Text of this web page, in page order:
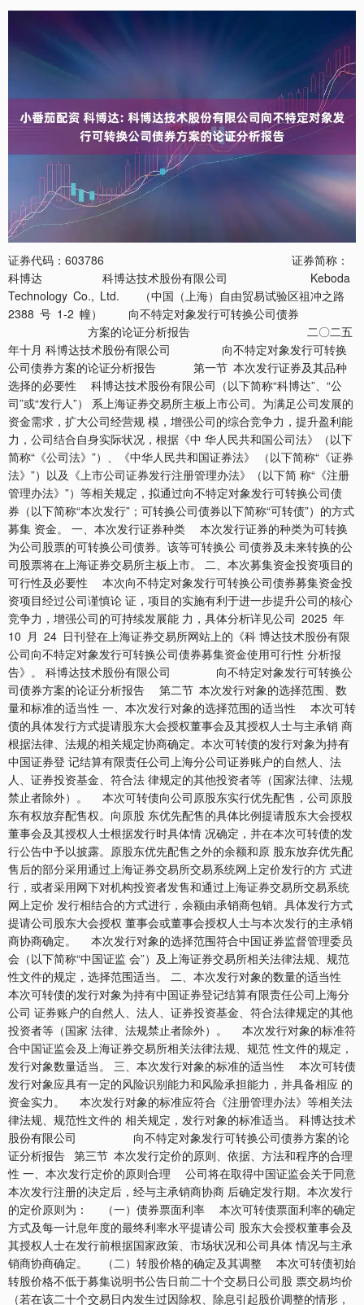
证券代码：603786 证券简称：科博达 科博达技术股份有限公司 Keboda Technology Co., Ltd. （中国（上海）自由贸易试验区祖冲之路 2388 号 1-2 幢） 向不特定对象发行可转换公司债券 方案的论证分析报告 二〇二五年十月 科博达技术股份有限公司 向不特定对象发行可转换公司债券方案的论证分析报告 第一节 本次发行证券及其品种选择的必要性 科博达技术股份有限公司（以下简称“科博达”、“公司”或“发行人”） 系上海证券交易所主板上市公司。为满足公司发展的资金需求，扩大公司经营规 模，增强公司的综合竞争力，提升盈利能力，公司结合自身实际状况，根据《中 华人民共和国公司法》（以下简称“《公司法》”）、《中华人民共和国证券法》 （以下简称“《证券法》”）以及《上市公司证券发行注册管理办法》（以下简 称“《注册管理办法》”）等相关规定，拟通过向不特定对象发行可转换公司债 券（以下简称“本次发行”；可转换公司债券以下简称“可转债”）的方式募集 资金。 一、本次发行证券种类 本次发行证券的种类为可转换为公司股票的可转换公司债券。该等可转换公 司债券及未来转换的公司股票将在上海证券交易所主板上市。 二、本次募集资金投资项目的可行性及必要性 本次向不特定对象发行可转换公司债券募集资金投资项目经过公司谨慎论 证，项目的实施有利于进一步提升公司的核心竞争力，增强公司的可持续发展能 力，具体分析详见公司 2025 年 10 月 24 日刊登在上海证券交易所网站上的《科 博达技术股份有限公司向不特定对象发行可转换公司债券募集资金使用可行性 分析报告》。 科博达技术股份有限公司 向不特定对象发行可转换公司债券方案的论证分析报告 第二节 本次发行对象的选择范围、数量和标准的适当性 一、本次发行对象的选择范围的适当性 本次可转债的具体发行方式提请股东大会授权董事会及其授权人士与主承销 商根据法律、法规的相关规定协商确定。本次可转债的发行对象为持有中国证券登 记结算有限责任公司上海分公司证券账户的自然人、法人、证券投资基金、符合法 律规定的其他投资者等（国家法律、法规禁止者除外）。 本次可转债向公司原股东实行优先配售，公司原股东有权放弃配售权。向原股 东优先配售的具体比例提请股东大会授权董事会及其授权人士根据发行时具体情 况确定，并在本次可转债的发行公告中予以披露。原股东优先配售之外的余额和原 股东放弃优先配售后的部分采用通过上海证券交易所交易系统网上定价发行的方 式进行，或者采用网下对机构投资者发售和通过上海证券交易所交易系统网上定价 发行相结合的方式进行，余额由承销商包销。具体发行方式提请公司股东大会授权 董事会或董事会授权人士与本次发行的主承销商协商确定。 本次发行对象的选择范围符合中国证券监督管理委员会（以下简称“中国证监 会”）及上海证券交易所相关法律法规、规范性文件的规定，选择范围适当。 二、本次发行对象的数量的适当性 本次可转债的发行对象为持有中国证券登记结算有限责任公司上海分公司 证券账户的自然人、法人、证券投资基金、符合法律规定的其他投资者等（国家 法律、法规禁止者除外）。 本次发行对象的标准符合中国证监会及上海证券交易所相关法律法规、规范 性文件的规定，发行对象数量适当。 三、本次发行对象的标准的适当性 本次可转债发行对象应具有一定的风险识别能力和风险承担能力，并具备相应 的资金实力。 本次发行对象的标准应符合《注册管理办法》等相关法律法规、规范性文件的 相关规定，发行对象的标准适当。 科博达技术股份有限公司 向不特定对象发行可转换公司债券方案的论证分析报告 第三节 本次发行定价的原则、依据、方法和程序的合理性 一、本次发行定价的原则合理 公司将在取得中国证监会关于同意本次发行注册的决定后，经与主承销商协商 后确定发行期。本次发行的定价原则为： （一）债券票面利率 本次可转债票面利率的确定方式及每一计息年度的最终利率水平提请公司 股东大会授权董事会及其授权人士在发行前根据国家政策、市场状况和公司具体 情况与主承销商协商确定。 （二）转股价格的确定及其调整 本次可转债初始转股价格不低于募集说明书公告日前二十个交易日公司股 票交易均价（若在该二十个交易日内发生过因除权、除息引起股价调整的情形， 则对调整前交易日的交易均价按经过相应除权、除息调整后的价格计算）和前一 个交易日公司股票交易均价。具体初始转股价格提请公司股东大会授权董事会及 其授权人士在发行前根据市场和公司具体情况与主承销商协商确定。 前二十个交易日公司股票交易均价=前二十个交易日公司股票交易总额/该 二十个交易日公司股票交易总量；前一个交易日公司股票交易均价=前一个交易 日公司股票交易总额/该交易日公司股票交易总量。 本次发行完成后，当公司发生派送股票股利、转增股本、增发新股（不包括 因本次可转债转股而增加的股本）、配股以及派发现金股利等情况时，公司将按 上述条件出现的先后顺序，依次对转股价格进行调整（保留小数点后两位，最后 一位四舍五入），具体调整方式如下： 派送股票股利或转增股本：P1=P0/（1＋n）； 增发新股或配股：P1=（P0＋A×k）/（1+k）； 科博达技术股份有限公司 向不特定对象发行可转换公司债券方案的论证分析报告 上述两项同时进行：P1=（P0+A×k）/（1+n+k）； 派送现金股利：P1=P0－D； 上述三项同时进行：P1＝（P0－D+A×k）/（1+n+k）； 其中：P0 为调整前转股价，n 为派送股票股利或转增股本率，k 为增发新股 或配股率，A 为增发新股价或配股价，D 为每股派送现金股利，P1 为调整后转股 价。 公司出现上述股份和/或股东权益变化时，将依次进行转股价格调整，并在 上海证券交易所网站和中国证监会指定的上市公司信息披露媒体上刊登转股价 格调整的公告，并于公告中载明转股价格调整日、调整方式及暂停转股期间（如 需）。当转股价格调整日为可转债持有人转股申请日或之后，且在转换股票登记 日之前，则该持有人的转股申请按调整后的转股价格执行。 当公司可能发生股份回购、公司合并、分立或任何其他情形使公司股份类别、 数量和/或股东权益发生变化从而可能影响可转债持有人的债权利益或转股衍生 权益时，公司将视具体情况按照公平、公正、公允的原则以及充分保护可转债持 有人权益的原则调整转股价格。有关转股价格调整内容及操作办法将依据当时国 家有关法律法规及证券监管部门的相关规定制订。 二、本次发行定价依据的合理性 本次可转债初始转股价格不低于募集说明书公告日前二十个交易日公司股 票交易均价（若在该二十个交易日内发生过因除权、除息引起股价调整的情形， 则对调整前交易日的交易均价按经过相应除权、除息调整后的价格计算）和前一 个交易日公司股票交易均价。具体初始转股价格提请公司股东大会授权董事会及 其授权人士在发行前根据市场和公司具体情况与主承销商协商确定。 前二十个交易日公司股票交易均价=前二十个交易日公司股票交易总额/该 二十个交易日公司股票交易总量；前一个交易日公司股票交易均价=前一个交易 日公司股票交易总额/该交易日公司股票交易总量。 本次发行定价的依据符合《注册管理办法》等相关法律法规、规范性文件的 科博达技术股份有限公司 向不特定对象发行可转换公司债券方案的论证分析报告 相关规定，发行定价的依据合理。 三、本次发行定价的方法和程序合理 本次向不特定对象发行可转债的定价方法和程序均根据《注册管理办法》等 法律法规的相关规定，公司已召开董事会审议通过了本次可转债发行相关事项， 并将相关公告在上海证券交易所网站及指定的信息披露媒体上披露，并将提交公 司股东大会审议。 本次发行定价的方法和程序符合《注册管理办法》等法律法规、规范性文件 的相关规定，本次发行定价的方法和程序合理。 综上所述，本次发行定价的原则、依据、方法和程序均符合相关法律法规、 规范性文件的要求，合规合理。 科博达技术股份有限公司 向不特定对象发行可转换公司债券方案的论证分析报告 第四节 本次发行方式的可行性 公司本次采用向不特定对象发行可转换公司债券的方式募集资金，符合《证券 法》、《注册管理办法》规定的相关发行条件。 一、本次发行符合《注册管理办法》关于发行可转债的规定 （一）公司具备健全且运行良好的组织机构 公司严格按照《公司法》《证券法》和其它的有关法律法规、规范性文件的 要求，设立股东大会、董事会、监事会及有关的经营机构，具有健全的法人治理 结构。发行人建立健全了各部门的管理制度，股东大会、董事会、监事会等按照 《公司法》、《公司章程》及公司各项工作制度的规定，行使各自的权利，履行 各自的义务。 公司符合《注册管理办法》第十三条“（一）具备健全且运行良好的组织机 构”的规定。 （二）最近三年平均可分配利润足以支付公司债券一年的利息 为 45,024.60 万元、60,900.31 万元和 77,226.71 万元，平均三年可分配利润为 参考近期可转换公司债券市场的发行利率水平并经合理估计，公司最近三年平均 可分配利润足以支付可转换公司债券一年的利息。 公司符合《注册管理办法》第十三条“（二）最近三年平均可分配利润足以 支付公司债券一年的利息”的规定。 （三）具有合理的资产负债结构和正常的现金流量 截至 2022 年 12 月 31 日、2023 年 12 月 31 日、2024 年 12 月 31 日和 2025 年 6 月 30 日，公司资产负债率分别为 18.73%、24.50%、24.78%和 23.34%，资 产负债结构合理。2022 年度、2023 年度、2024 年度和 2025 年 1-6 月，公司经营 活动产生的现金流量净额分别为-1,079.53 万元、43,232.67 万元、68,662.33 万元 科博达技术股份有限公司 向不特定对象发行可转换公司债券方案的论证分析报告 和 44,776.44 万元。整体来看，公司现金流量符合公司实际经营情况，经营活动 现金流量净额变动情况正常。 公司符合《注册管理办法》第十三条“（三）具有合理的资产负债结构和正 常的现金流量”的规定。 （四）最近三个会计年度盈利，最近三个会计年度加权平均净资产收益率 平均不低于百分之六 除非经常性损益前后孰低者计）分别为 43,260.23 万元、57,336.63 万元和 73,109.87 万元，最近三个会计年度盈利。2022 年度、2023 年度和 2024 年度，公司加权平 均净资产收益率（以扣除非经常性损益前后孰低者计算）分别为 10.50%、13.01% 和 14.77%，最近三年平均为 12.76%，高于 6%。 公司符合《注册管理办法》第十三条“（四）交易所主板上市公司向不特定 对象发行可转债的，应当最近三个会计年度盈利，且最近三个会计年度加权平均 净资产收益率平均不低于百分之六；净利润以扣除非经常性损益前后孰低者为计 算依据”的规定。 （五）现任董事、监事和高级管理人员符合法律、行政法规规定的任职要 求 公司现任董事、监事和高级管理人员具备任职资格，能够忠实和勤勉地履行 职务，不存在违反《公司法》第一百四十七条、第一百四十八条规定的行为，且 最近三十六个月内未受到过中国证监会的行政处罚、最近十二个月内未受到过证 券交易所的公开谴责。 公司符合《注册管理办法》第九条“（二）现任董事、监事和高级管理人员 符合法律、行政法规规定的任职要求”的规定。 （六）具有完整的业务体系和直接面向市场独立经营的能力，不存在对持 续经营有重大不利影响的情形 公司的人员、资产、财务、机构、业务独立，能够自主经营管理，具有完整 科博达技术股份有限公司 向不特定对象发行可转换公司债券方案的论证分析报告 的业务体系和直接面向市场独立经营的能力，不存在对持续经营有重大不利影响 的情形。 公司符合《注册管理办法》第九条“（三）具有完整的业务体系和直接面向 市场独立经营的能力，不存在对持续经营有重大不利影响的情形”的规定。 （七）会计基础工作规范，内部控制制度健全且有效执行，财务报表的编 制和披露符合企业会计准则和相关信息披露规则的规定，在所有重大方面公允 反映了上市公司的财务状况、经营成果和现金流量，最近三年财务会计报告被 出具无保留意见审计报告 公司严格按照《公司法》《证券法》和其他的有关法律法规、规范性文件的 要求，建立健全和有效实施内部控制，合理保证经营管理合法合规、资产安全、 财务报告及相关信息真实完整，提高经营效率和效果，促进实现发展战略。公司 建立健全了公司的法人治理结构，形成科学有效的职责分工和制衡机制，保障了 治理结构规范、高效运作。公司组织结构清晰，各部门和岗位职责明确。公司建 立了专门的财务管理制度，对财务部门的组织架构、工作职责、财务审批等方面 进行了严格的规定和控制。公司实行内部审计制度，设立审计部，配备专职审计 人员，对公司财务收支和经济活动进行内部审计监督。 公司按照企业内部控制规范体系在所有重大方面保持了与财务报表编制相 关的有效的内部控制。众华会计师事务所（特殊普通合伙）对公司的内部控制情 况进行了鉴证，并出具了编号为众会字（2025）第 03086 号的《科博达技术股份 有限公司 2024 年度内部控制审计报告》，认为公司于 2024 年 12 月 31 日按照《企 业内部控制基本规范》和相关规定在所有重大方面保持了有效的财务报告内部控 制。 公司 2022 年度、2023 年度及 2024 年度财务报告已经众华会计师事务所（特 殊普通合伙）审计，并出具了众会字(2023)第 03818 号、众会字(2024)第 00149 号和众会字(2025)第 03085 号标准无保留意见的审计报告。 公司符合《注册管理办法》第九条“（四）会计基础工作规范，内部控制制 度健全且有效执行，财务报表的编制和披露符合企业会计准则和相关信息披露规 科博达技术股份有限公司 向不特定对象发行可转换公司债券方案的论证分析报告 则的规定，在所有重大方面公允反映了上市公司的财务状况、经营成果和现金流 量，最近三年财务会计报告被出具无保留意见审计报告”的规定。 （八）除金融类企业外，最近一期末不存在金额较大的财务性投资 截至本论证分析报告出具之日，公司最近一期末不存在金额较大的财务性投 资。 公司符合《注册管理办法》第九条“（五）除金融类企业外，最近一期末不 存在金额较大的财务性投资”的规定。 （九）公司不存在不得向不特定对象发行可转债的情形 截至本论证分析报告出具之日，公司不存在《注册管理办法》第十条规定的不得 向不特定对象发行股票的情形，具体如下： 政处罚，或者最近一年受到证券交易所公开谴责，或者因涉嫌犯罪正被司法机关立案 侦查或者涉嫌违法违规正在被中国证监会立案调查的情形； 公开承诺的情形； 挪用财产或者破坏社会主义市场经济秩序的刑事犯罪，或者存在严重损害上市公司利 益、投资者合法权益、社会公共利益的重大违法行为的情形。 公司符合《注册管理办法》第十条的相关规定。 （十）公司不存在不得发行可转债的情形 截至本论证分析报告出具之日，公司不存在《注册管理办法》第十四条规定 的不得发行可转债的情形，具体如下： 仍处于继续状态； 科博达技术股份有限公司 向不特定对象发行可转换公司债券方案的论证分析报告 （十一）公司募集资金使用符合规定 公司拟向不特定对象发行可转换公司债券募集资金总额不超过 149,074.00 万元（含 149,074.00 万元），扣除发行费用后的募集资金净额拟投资于以下项目： 单位：万元 序号 项目名称 投资总额 拟投入募集资金额 科博达智能科技（安徽）有限公司汽车中央 计算平台与智驾域控产品产能扩建项目 科博达（安徽）汽车电子有限公司基地建设 （二期）及汽车电子产品产能扩建项目 浙江科博达工业有限公司汽车电子产品产 能扩建项目 科博达技术股份有限公司总部技术研发及 信息化建设项目 合计 180,152.53 149,074.00 如本次发行实际募集资金（扣除发行费用后）少于拟投入本次募集资金总额， 公司董事会（或董事会授权人士）将根据募集资金用途的重要性和紧迫性安排募 集资金的具体使用，不足部分将通过自筹方式解决。在不改变本次募集资金投资 项目的前提下，公司董事会（或董事会授权人士）可根据项目实际需求，对上述 项目的募集资金投入顺序和金额进行适当调整。 在本次发行可转换公司债券募集资金到位之前，公司将根据募集资金投资项 目实施进度的实际情况通过自筹资金先行投入，并在募集资金到位后按照相关法 律、法规规定的程序予以置换。 本次募集资金使用符合下列规定： （1）符合国家产业政策和有关环境保护、土地管理等法律、行政法规规定； （2）本次募集资金使用未用于财务性投资，未直接或者间接投资于以买卖 有价证券为主要业务的公司； （3）本次募集资金项目实施后，不会与控股股东、实际控制人及其控制的 其他企业新增构成重大不利影响的同业竞争、显失公平的关联交易，或者严重影 响公司生产经营的独立性； 科博达技术股份有限公司 向不特定对象发行可转换公司债券方案的论证分析报告 （4）本次募集资金未用于弥补亏损和非生产性支出。 公司募集资金使用符合《注册管理办法》第十二条和第十五条的相关规定。 二、本次发行符合《注册管理办法》关于可转债发行承销特别规定 （一）可转债应当具有期限、面值、利率、评级、债券持有人权利、转股 价格及调整原则、赎回及回售、转股价格向下修正等要素；向不特定对象发行 的可转债利率由上市公司与主承销商依法协商确定 本次可转债期限为自发行之日起 6 年。 本次可转债按面值发行，每张面值为人民币 100 元。 本次可转债票面利率的确定方式及每一计息年度的最终利率水平提请公司 股东大会授权董事会及其授权人士在发行前根据国家政策、市场状况和公司具体 情况与主承销商协商确定。 资信评级机构将为本次发行可转换公司债券出具资信评级报告。 公司制定了可转换公司债券持有人会议规则，约定了保护债券持有人权利的 办法，以及债券持有人会议的权利、程序和决议生效条件。 本次发行预案中约定：“本次发行的可转债初始转股价格不低于募集说明书 公告日前二十个交易日公司股票交易均价（若在该二十个交易日内发生过因除权、 除息引起股价调整的情形，则对调整前交易日的交易均价按经过相应除权、除息 调整后的价格计算）和前一个交易日公司股票交易均价。具体初始转股价格提请 公司股东大会授权董事会及其授权人士在发行前根据市场和公司具体情况与主 科博达技术股份有限公司 向不特定对象发行可转换公司债券方案的论证分析报告 承销商协商确定。 前二十个交易日公司股票交易均价=前二十个交易日公司股票交易总额/该 二十个交易日公司股票交易总量； 前一个交易日公司股票交易均价=前一个交易日公司股票交易总额/该交易 日公司股票交易总量。” 本次发行预案中约定了转股价格调整的原则及方式，具体如下： “（2）转股价格的调整方式及计算公式 本次发行完成后，当公司发生派送股票股利、转增股本、增发新股（不包括 因本次发行的可转债转股而增加的股本）、配股以及派发现金股利等情况时，公 司将按上述条件出现的先后顺序，依次对转股价格进行调整（保留小数点后两位， 最后一位四舍五入），具体调整方式如下： 派送股票股利或转增股本：P1=P0/（1＋n）； 增发新股或配股：P1=（P0＋A×k）/（1+k）； 上述两项同时进行：P1=（P0+A×k）/（1+n+k）； 派送现金股利：P1=P0－D； 上述三项同时进行：P1＝（P0－D+A×k）/（1+n+k）； 其中：P0 为调整前转股价，n 为派送股票股利或转增股本率，k 为增发新股 或配股率，A 为增发新股价或配股价，D 为每股派送现金股利，P1 为调整后转 股价。 公司出现上述股份和/或股东权益变化时，将依次进行转股价格调整，并在 上海证券交易所网站和中国证券监督管理委员会（以下简称“中国证监会”）指 定的上市公司信息披露媒体上刊登转股价格调整的公告，并于公告中载明转股价 格调整日、调整方式及暂停转股期间（如需）。当转股价格调整日为可转债持有 人转股申请日或之后，且在转换股票登记日之前，则该持有人的转股申请按调整 科博达技术股份有限公司 向不特定对象发行可转换公司债券方案的论证分析报告 后的转股价格执行。 当公司可能发生股份回购、公司合并、分立或任何其他情形使公司股份类别、 数量和/或股东权益发生变化从而可能影响可转债持有人的债权利益或转股衍生 权益时，公司将视具体情况按照公平、公正、公允的原则以及充分保护可转债持 有人权益的原则调整转股价格。有关转股价格调整内容及操作办法将依据当时国 家有关法律法规及证券监管部门的相关规定制订。” 本次发行预案中约定： “（1）到期赎回条款 本次发行的可转债到期后的五个交易日内，公司将以本次可转债的票面面值 上浮一定比例（含最后一期年度利息）的价格向可转债持有人赎回全部未转股的 可转债。具体赎回价格将由股东大会授权董事会及其授权人士根据本次发行时市 场情况与主承销商协商确定。 （2）有条件赎回条款 在本次发行的可转债转股期内，当下述两种情形的任意一种出现时，公司有 权决定按照债券面值加当期应计利息的价格赎回全部或部分未转股的可转债： ①在本次发行的可转债转股期内，如果公司股票在任意连续三十个交易日中 至少有十五个交易日的收盘价格不低于当期转股价格的 130%（含 130%）； ②当本次发行的可转债未转股余额不足人民币 3,000 万元时。 本次可转债的赎回期与转股期相同，即发行结束之日满六个月后的第一个交 易日起至本次可转债到期日止。 当期应计利息的计算公式为：IA=B2*i*t/365。 IA：指当期应计利息； B2：指本次发行的可转换公司债券持有人持有的将赎回的可转换公司债券 票面总金额； 科博达技术股份有限公司 向不特定对象发行可转换公司债券方案的论证分析报告 i：指可转换公司债券当年票面利率； t：指计息天数，即从上一个付息日起至本计息年度赎回日止的实际日历天 数（算头不算尾）。 若在前述连续三十个交易日内发生过转股价格调整的情形，则在转股价格调 整日前的交易日按调整前的转股价格和收盘价格计算，在转股价格调整日及之后 的交易日按调整后的转股价格和收盘价格计算。” 本次发行预案中约定： “（1）有条件回售条款 本次发行的可转债